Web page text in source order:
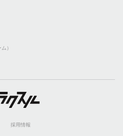
）
採用情報